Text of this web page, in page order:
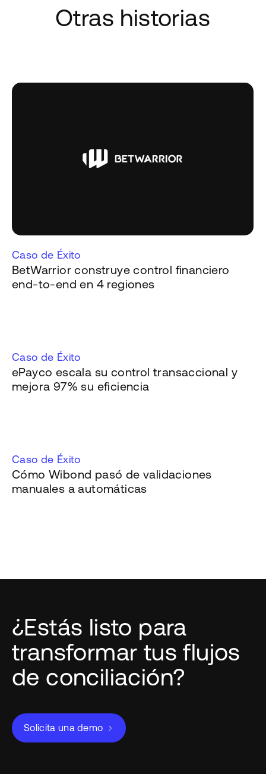
Otras historias
Caso de Éxito
BetWarrior construye control financiero
end-to-end en 4 regiones
Caso de Éxito
ePayco escala su control transaccional y
mejora 97% su eficiencia
Caso de Éxito
Cómo Wibond pasó de validaciones
manuales a automáticas
¿Estás listo para
transformar tus flujos
de conciliación?
Solicita una demo